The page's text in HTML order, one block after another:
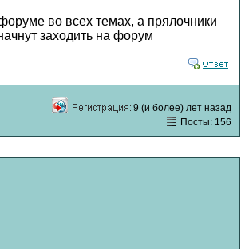
во всех темах, а прялочники
заходить на форум
9 (и более) лет назад
Посты: 156